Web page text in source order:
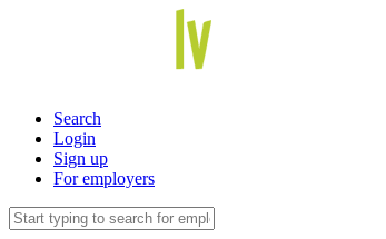
Search
Login
Sign up
For employers